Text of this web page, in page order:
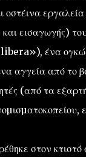
οστέινα
και εισαγωγής)
ένα
αγγεία από το
(από τα
στον